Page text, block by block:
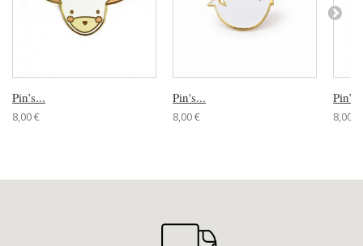
Pin’s...
8,00 €
Pin's...
8,00 € 8,00 €